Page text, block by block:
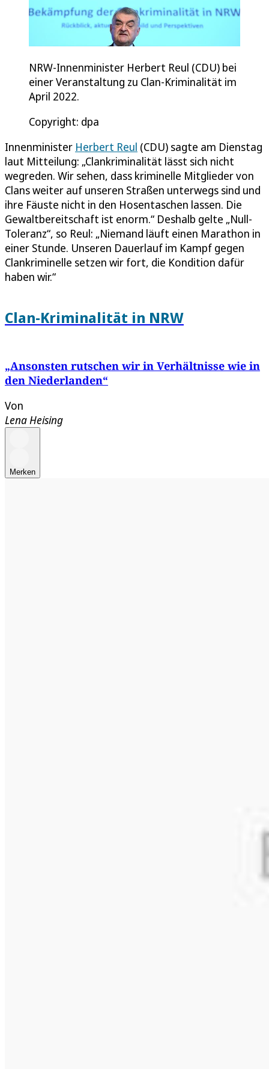
NRW-Innenminister Herbert Reul (CDU) bei
einer Veranstaltung zu Clan-Kriminalität im
April 2022.
Copyright: dpa
Innenminister Herbert Reul (CDU) sagte am Dienstag
laut Mitteilung: „Clankriminalität lässt sich nicht
wegreden. Wir sehen, dass kriminelle Mitglieder von
Clans weiter auf unseren Straßen unterwegs sind und
ihre Fäuste nicht in den Hosentaschen lassen. Die
Gewaltbereitschaft ist enorm.“ Deshalb gelte „Null-
Toleranz“, so Reul: „Niemand läuft einen Marathon in
einer Stunde. Unseren Dauerlauf im Kampf gegen
Clankriminelle setzen wir fort, die Kondition dafür
haben wir.“
Clan-Kriminalität in NRW
„Ansonsten rutschen wir in Verhältnisse wie in
den Niederlanden“
Von
Lena Heising
Merken